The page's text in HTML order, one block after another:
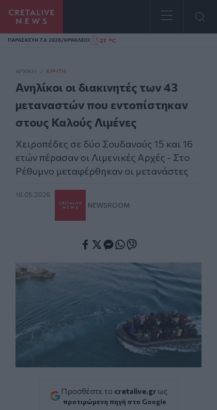
Homepage
ΠΑΡΑΣΚΕΥΗ 7.8.2026/ΗΡΑΚΛΕΙΟ 27 °C
ΑΡΧΙΚΗ / ΚΡΉΤΗ
Ανηλίκοι οι διακινητές των 43
μεταναστών που εντοπίστηκαν
στους Καλούς Λιμένες
Χειροπέδες σε δύο Σουδανούς 15 και 16
ετών πέρασαν οι Λιμενικές Αρχές - Στο
Ρέθυμνο μεταφέρθηκαν οι μετανάστες
18.05.2026
NEWSROOM
Προσθέστε το cretalive.gr ως
προτιμώμενη πηγή στο Google